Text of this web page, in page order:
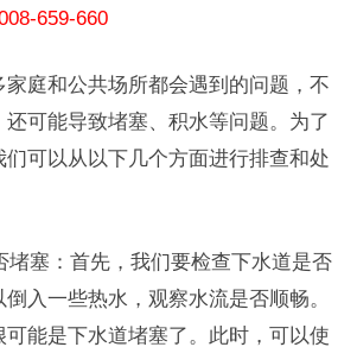
659-660
家庭和公共场所都会遇到的问题，不
可能导致堵塞、积水等问题。为了
可以从以下几个方面进行排查和处
堵塞：首先，我们要检查下水道是否
入一些热水，观察水流是否顺畅。
能是下水道堵塞了。此时，可以使